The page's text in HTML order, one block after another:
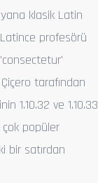
klasik Latin
profesörü
tarafından
1.10.32 ve 1.10.33
popüler
bir satırdan